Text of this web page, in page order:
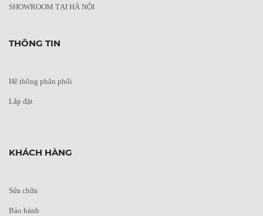
SHOWROOM TẠI HÀ NỘI
THÔNG TIN
Hệ thông phân phối
Lắp đặt
KHÁCH HÀNG
Sửa chữa
Bảo hành